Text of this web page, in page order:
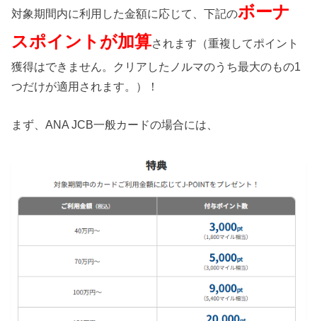
対象期間内に利用した金額に応じて、下記のボーナ
スポイントが加算されます（重複してポイント
獲得はできません。クリアしたノルマのうち最大のもの1
つだけが適用されます。）！
まず、ANA JCB一般カードの場合には、